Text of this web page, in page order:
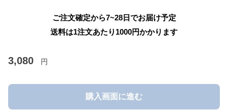
ご注文確定から7~28日でお届け予定
送料は1注文あたり 1000円かかります
3,080 円
購入画面に進む